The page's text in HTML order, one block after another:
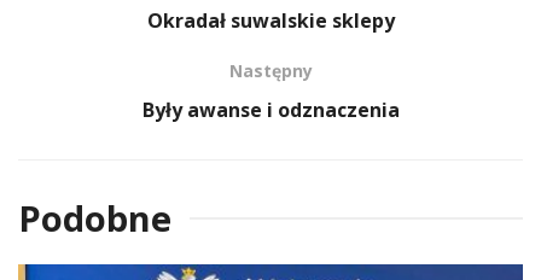
Okradał suwalskie sklepy
Następny
Były awanse i odznaczenia
Podobne